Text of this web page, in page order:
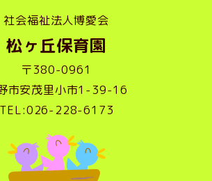
社会福祉法人博愛会
松ヶ丘保育園
〒380-0961
市安茂里小市1-39-16
TEL:026-228-6173